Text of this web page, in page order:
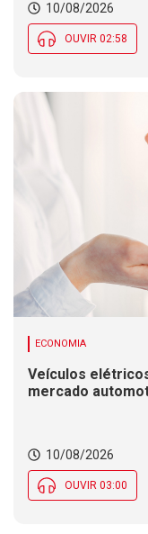
10/08/2026
OUVIR 02:58
ECONOMIA
Veículos
mercado
10/08/2026
OUVIR 03:00